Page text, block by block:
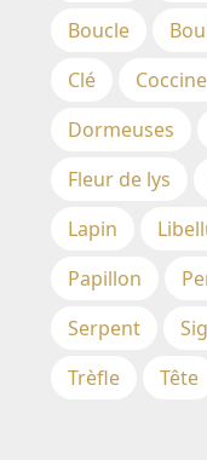
Boucle
Clé
Dormeuses
Fleur de lys
Lapin
Papillon
Serpent
Trèfle
Tête